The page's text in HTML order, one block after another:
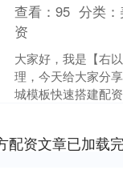
查看：95 分类：
资
大家好，我是【右
理，今天给大家分
城模板快速搭建配
配资文章已加载